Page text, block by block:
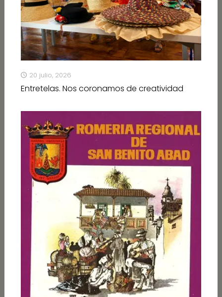
20 julio, 2026
Entretelas. Nos coronamos de creatividad